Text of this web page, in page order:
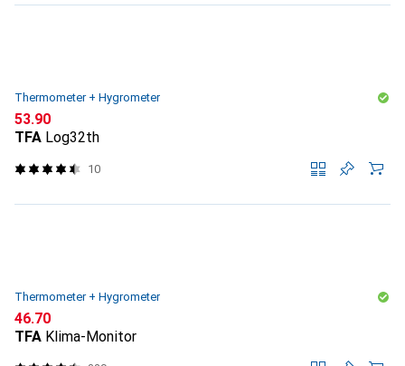
Thermometer + Hygrometer
CHF
53.90
TFA Log32th
10
Thermometer + Hygrometer
CHF
46.70
TFA Klima-Monitor